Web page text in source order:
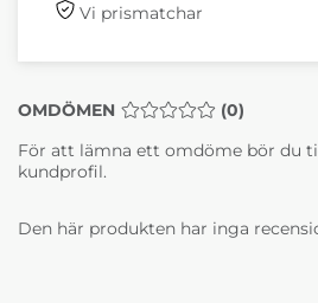
Vi prismatchar
OMDÖMEN MEDELBETYG 0 AV 5
(0)
För att lämna ett omdöme bör du
kundprofil.
Den här produkten har inga